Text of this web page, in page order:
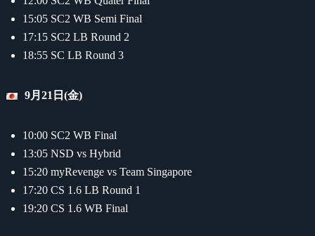
15:05 SC2 WB Semi Final
17:15 SC2 LB Round 2
18:55 SC LB Round 3
9月21日(金)
10:00 SC2 WB Final
13:05 NSD vs Hybrid
15:20 myRevenge vs Team Singapore
17:20 CS 1.6 LB Round 1
19:20 CS 1.6 WB Final